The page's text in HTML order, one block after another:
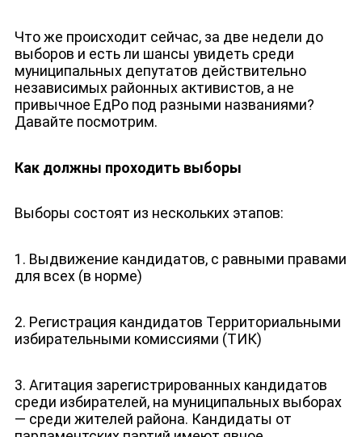
Что же происходит сейчас, за две недели до
выборов и есть ли шансы увидеть среди
муниципальных депутатов действительно
независимых районных активистов, а не
привычное ЕдРо под разными названиями?
Давайте посмотрим.
Как должны проходить выборы
Выборы состоят из нескольких этапов:
1. Выдвижение кандидатов, с равными правами
для всех (в норме)
2. Регистрация кандидатов Территориальными
избирательными комиссиями (ТИК)
3. Агитация зарегистрированных кандидатов
среди избирателей, на муниципальных выборах
— среди жителей района. Кандидаты от